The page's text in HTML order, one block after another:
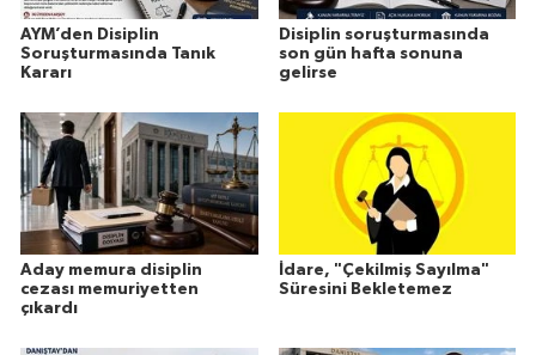
AYM’den Disiplin
Soruşturmasında Tanık
Kararı
Disiplin soruşturmasında
son gün hafta sonuna
gelirse
Aday memura disiplin
cezası memuriyetten
çıkardı
İdare, "Çekilmiş Sayılma"
Süresini Bekletemez